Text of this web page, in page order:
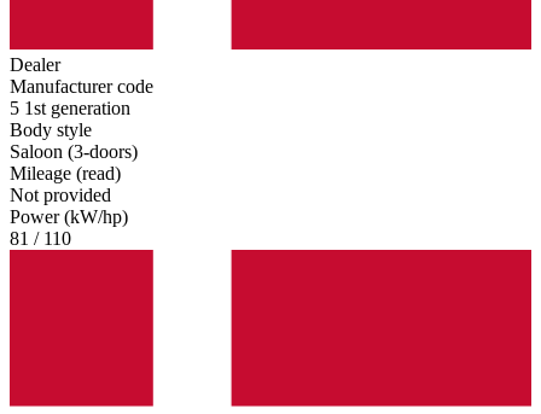
Dealer
Manufacturer code
5 1st generation
Body style
Saloon (3-doors)
Mileage (read)
Not provided
Power (kW/hp)
81 / 110